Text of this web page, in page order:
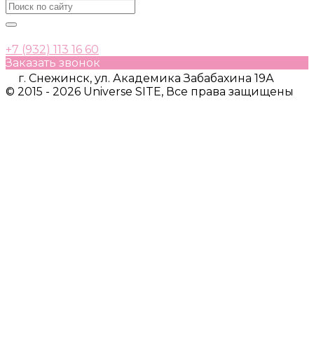
+7 (932) 113 16 60
Заказать звонок
г. Снежинск, ул. Академика Забабахина 19А
© 2015 - 2026 Universe SITE, Все права защищены